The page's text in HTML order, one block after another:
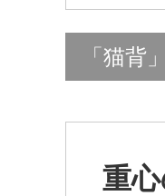
「猫背
重